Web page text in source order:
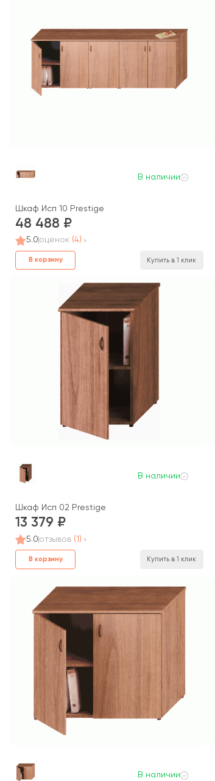
В наличии
Шкаф Исп 10 Prestige
48 488
5.0 оценок (4)
В корзину Купить в 1 клик
В наличии
Шкаф Исп 02 Prestige
13 379
5.0отзывов (1)
В корзину Купить в 1 клик
В наличии